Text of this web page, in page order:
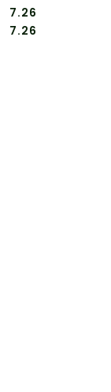
Cena:
7.26
Cena:
7.26